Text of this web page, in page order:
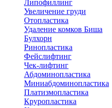
Липофиллинг
Увеличение груди
Отопластика
Удаление комков Биша
Булхорн
Ринопластика
Фейслифтинг
Чек-лифтинг
Абдоминопластика
Миниабдоминопластика
Платизмопластика
Круропластика